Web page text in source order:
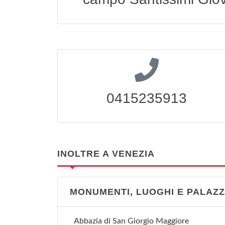
0415235913
INOLTRE A VENEZIA
MONUMENTI, LUOGHI E
Abbazia di San Giorgio Maggiore